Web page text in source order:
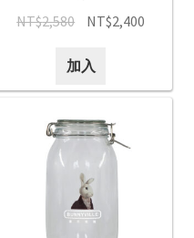
NT$2,580 NT$2,400
加入